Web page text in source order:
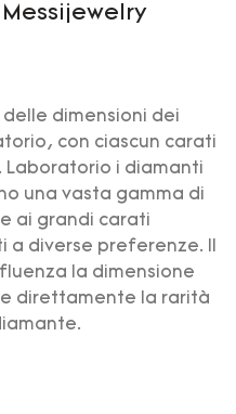
delle dimensioni dei
con ciascun carati
Laboratorio i diamanti
una vasta gamma di
ai grandi carati
diverse preferenze. Il
la dimensione
direttamente la rarità